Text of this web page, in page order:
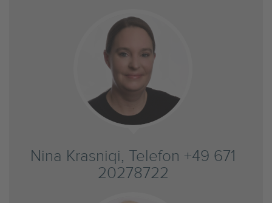
Nina Krasniqi, Telefon +49 671
20278722